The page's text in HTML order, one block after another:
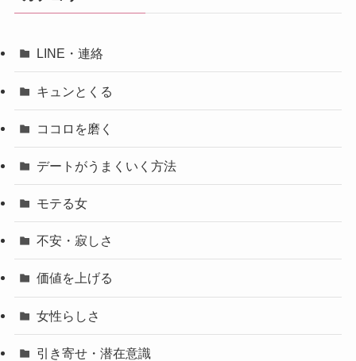
LINE・連絡
キュンとくる
ココロを磨く
デートがうまくいく方法
モテる女
不安・寂しさ
価値を上げる
女性らしさ
引き寄せ・潜在意識